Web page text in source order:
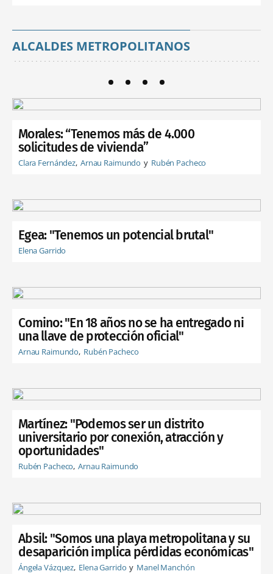
ALCALDES METROPOLITANOS
Morales: “Tenemos más de 4.000
solicitudes de vivienda”
Clara Fernández Arnau Raimundo Rubén Pacheco
Egea: "Tenemos un potencial brutal"
Elena Garrido
Comino: "En 18 años no se ha entregado ni
una llave de protección oficial"
Arnau Raimundo Rubén Pacheco
Martínez: "Podemos ser un distrito
universitario por conexión, atracción y
oportunidades"
Rubén Pacheco Arnau Raimundo
Absil: "Somos una playa metropolitana y su
desaparición implica pérdidas económicas"
Ángela Vázquez Elena Garrido Manel Manchón